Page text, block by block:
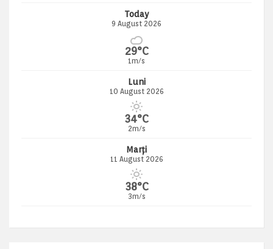
Today
9 August 2026
29°C
1m/s
Luni
10 August 2026
34°C
2m/s
Marți
11 August 2026
38°C
3m/s